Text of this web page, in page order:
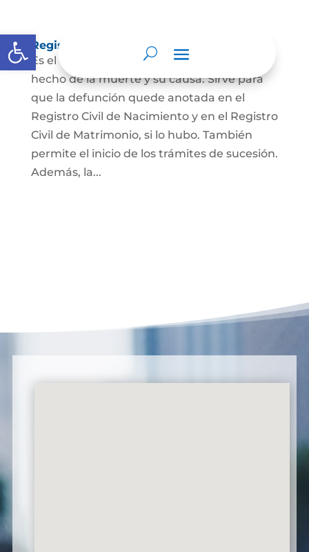
Abrir barra de herramientas
Registro Civil de Defunción
Es el documento público que prueba el
hecho de la muerte y su causa. Sirve para
que la defunción quede anotada en el
Registro Civil de Nacimiento y en el Registro
Civil de Matrimonio, si lo hubo. También
permite el inicio de los trámites de sucesión.
Además, la...